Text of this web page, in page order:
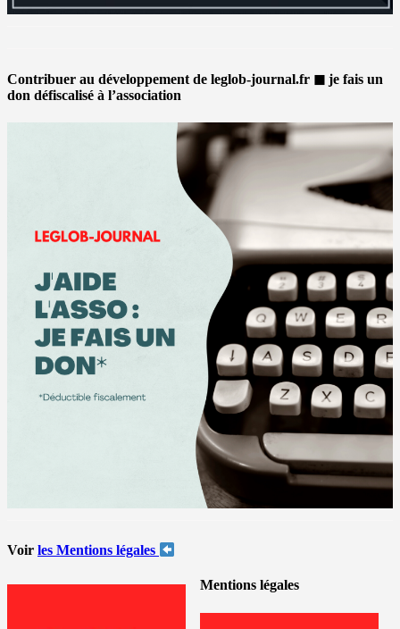
Contribuer au développement de leglob-journal.fr ◼ je fais un
don défiscalisé à l’association
Voir les Mentions légales
Mentions légales